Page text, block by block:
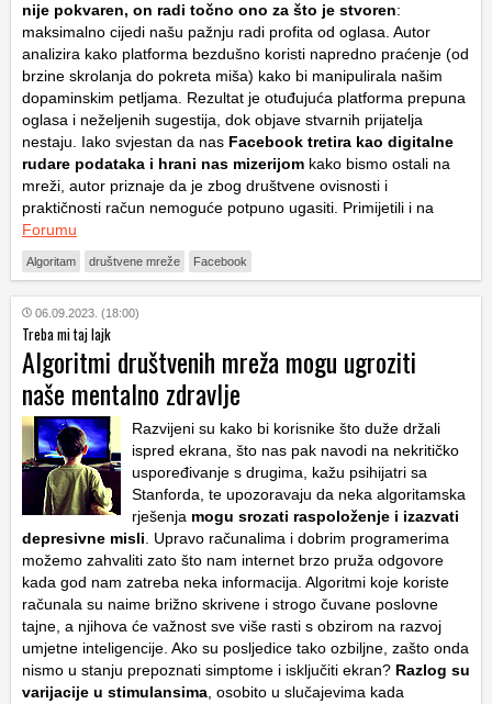
nije pokvaren, on radi točno ono za što je stvoren:
maksimalno cijedi našu pažnju radi profita od oglasa. Autor
analizira kako platforma bezdušno koristi napredno praćenje (od
brzine skrolanja do pokreta miša) kako bi manipulirala našim
dopaminskim petljama. Rezultat je otuđujuća platforma prepuna
oglasa i neželjenih sugestija, dok objave stvarnih prijatelja
nestaju. Iako svjestan da nas Facebook tretira kao digitalne
rudare podataka i hrani nas mizerijom kako bismo ostali na
mreži, autor priznaje da je zbog društvene ovisnosti i
praktičnosti račun nemoguće potpuno ugasiti. Primijetili i na
Forumu
Algoritam društvene mreže Facebook
06.09.2023. (18:00)
Treba mi taj lajk
Algoritmi društvenih mreža mogu ugroziti
naše mentalno zdravlje
Razvijeni su kako bi korisnike što duže držali
ispred ekrana, što nas pak navodi na nekritičko
uspoređivanje s drugima, kažu psihijatri sa
Stanforda, te upozoravaju da neka algoritamska
rješenja mogu srozati raspoloženje i izazvati
depresivne misli . Upravo računalima i dobrim programerima
možemo zahvaliti zato što nam internet brzo pruža odgovore
kada god nam zatreba neka informacija. Algoritmi koje koriste
računala su naime brižno skrivene i strogo čuvane poslovne
tajne, a njihova će važnost sve više rasti s obzirom na razvoj
umjetne inteligencije. Ako su posljedice tako ozbiljne, zašto onda
nismo u stanju prepoznati simptome i isključiti ekran? Razlog su
varijacije u stimulansima , osobito u slučajevima kada